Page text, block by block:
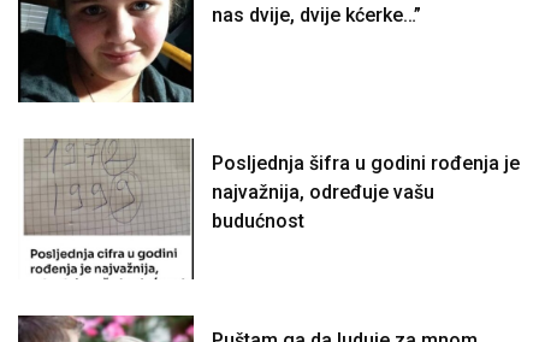
nas dvije, dvije kćerke…”
Posljednja šifra u godini rođenja je
najvažnija, određuje vašu
budućnost